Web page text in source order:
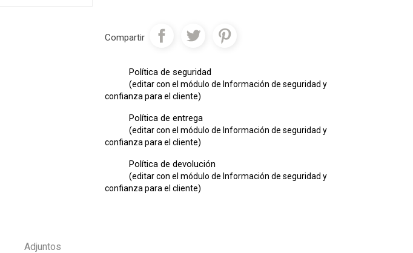
Compartir
Política de seguridad
(editar con el módulo de Información de seguridad y
confianza para el cliente)
Política de entrega
(editar con el módulo de Información de seguridad y
confianza para el cliente)
Política de devolución
(editar con el módulo de Información de seguridad y
confianza para el cliente)
Adjuntos